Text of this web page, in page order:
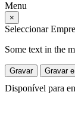
Menu
×
Seleccionar
Some text in the
Gravar Gravar
Disponível para